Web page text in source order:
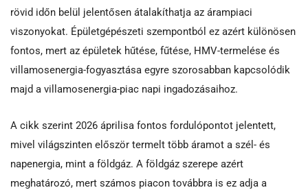
rövid időn belül jelentősen átalakíthatja az árampiaci
viszonyokat. Épületgépészeti szempontból ez azért különösen
fontos, mert az épületek hűtése, fűtése, HMV-termelése és
villamosenergia-fogyasztása egyre szorosabban kapcsolódik
majd a villamosenergia-piac napi ingadozásaihoz.
A cikk szerint 2026 áprilisa fontos fordulópontot jelentett,
mivel világszinten először termelt több áramot a szél- és
napenergia, mint a földgáz. A földgáz szerepe azért
meghatározó, mert számos piacon továbbra is ez adja a